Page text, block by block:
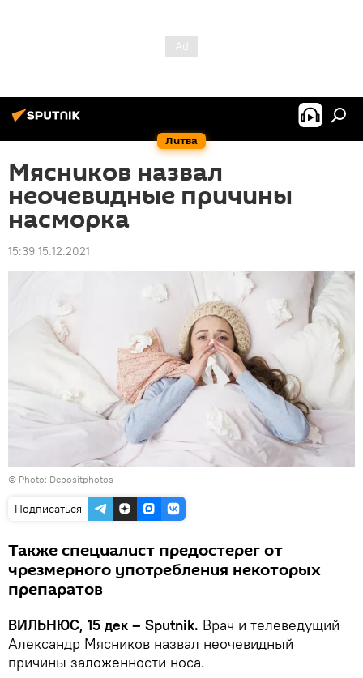
Литва
Мясников назвал
неочевидные причины
насморка
15:39 15.12.2021
© Photo: Depositphotos
Подписаться
Также специалист предостерег от
чрезмерного употребления некоторых
препаратов
ВИЛЬНЮС, 15 дек – Sputnik. Врач и телеведущий
Александр Мясников назвал неочевидный
причины заложенности носа.